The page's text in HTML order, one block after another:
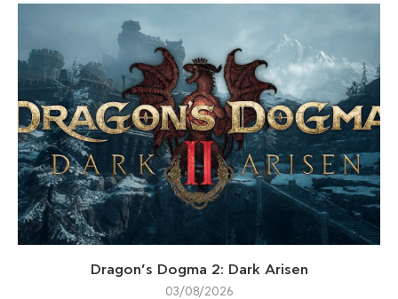
Dragon’s Dogma 2: Dark Arisen
03/08/2026